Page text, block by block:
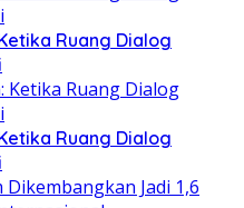
Ruang Dialog
Ruang Dialog